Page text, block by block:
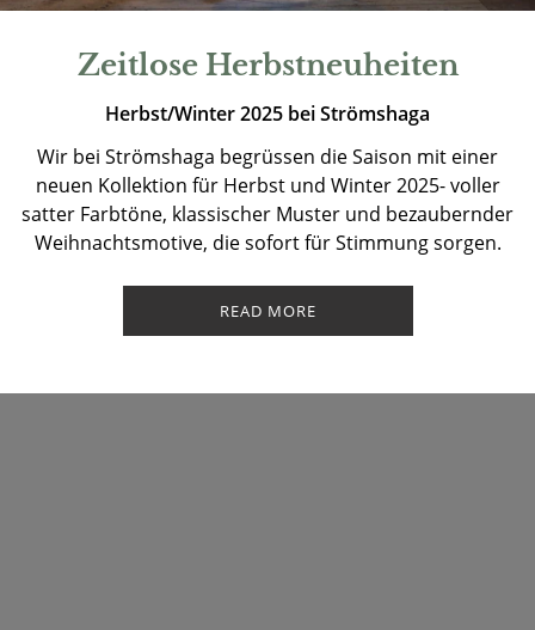
Zeitlose Herbstneuheiten
Herbst/Winter 2025 bei Strömshaga
Wir bei Strömshaga begrüssen die Saison mit einer
neuen Kollektion für Herbst und Winter 2025- voller
satter Farbtöne, klassischer Muster und bezaubernder
Weihnachtsmotive, die sofort für Stimmung sorgen.
READ MORE